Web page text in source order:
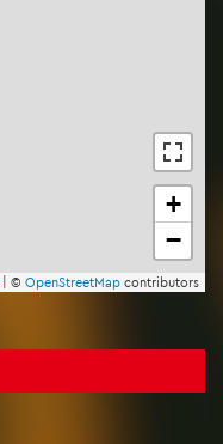
+
−
| © Open­Street­Map con­tri­bu­tors